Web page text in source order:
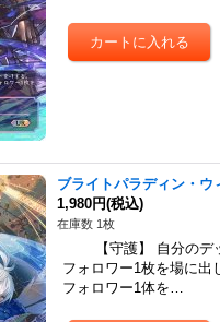
ブライトパラディン・ウ
1,980円(税込)
在庫数 1枚
【守護】 自分のデッ
フォロワー1枚を場に出
フォロワー1体を…